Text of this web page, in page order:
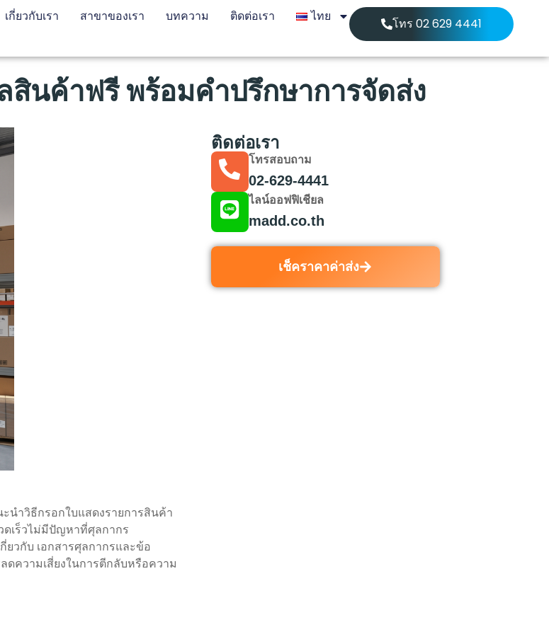
เกี่ยวกับเรา สาขาของเรา บทความ ติดต่อเรา ไทย โทร 02 629 4441
นค้าฟรี พร้อมคำปรึกษาการจัดส่ง
นำวิธีกรอกใบแสดงรายการสินค้า
ดเร็วไม่มีปัญหาที่ศุลกากร
วกับ เอกสารศุลกากรและข้อ
ความเสี่ยงในการตีกลับหรือความ
ติดต่อเรา
โทรสอบถาม
02-629-4441
ไลน์ออฟฟิเชียล
madd.co.th
เช็คราคาค่าส่ง